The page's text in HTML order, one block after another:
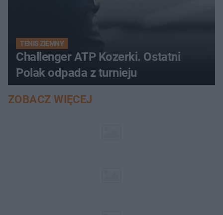
TENIS ZIEMNY
Challenger ATP Kozerki. Ostatni
Polak odpada z turnieju
ZOBACZ WIĘCEJ